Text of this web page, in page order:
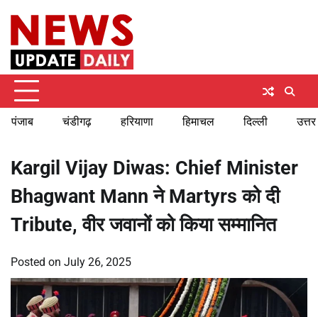
content
पंजाब चंडीगढ़ हरियाणा हिमाचल दिल्ली
Kargil Vijay Diwas: Chief Minister
Bhagwant Mann ने Martyrs को दी
Tribute, वीर जवानों को किया सम्मानित
Posted on July 26, 2025